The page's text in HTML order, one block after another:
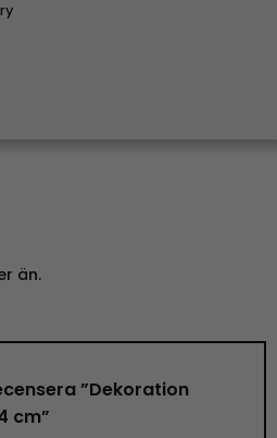
än.
”Dekoration
cm”